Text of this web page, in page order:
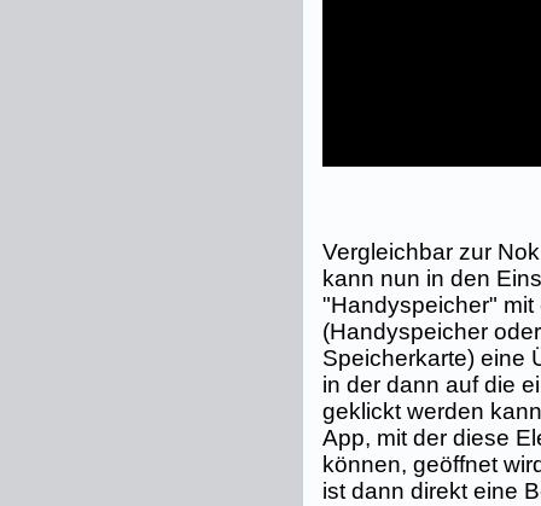
Vergleichbar zur
kann nun in den
"Handyspeicher"
(Handyspeicher
Speicherkarte) eine
in der dann auf die
geklickt werden
App, mit der diese
können, geöffnet
ist dann direkt eine